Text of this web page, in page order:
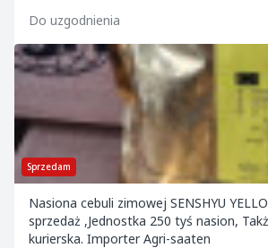
Do uzgodnienia
Sprzedam
Nasiona cebuli zimowej SENSHYU
sprzedaż ,Jednostka 250 tyś nasion,
kurierska. Importer Agri-saaten